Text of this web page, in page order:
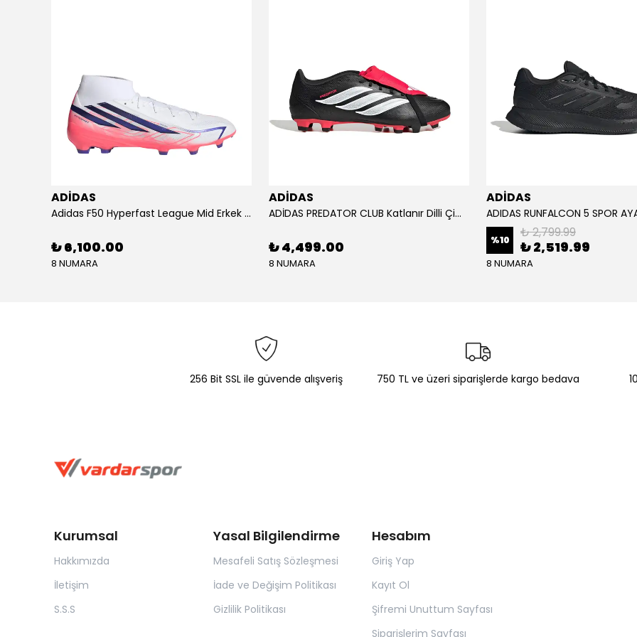
ADİDAS
Adidas F50 Hyperfast League Mid Erkek Krampon (IH7090)
₺ 6,100.00
8 NUMARA
ADİDAS
ADİDAS PREDATOR CLUB Katlanır Dilli Çim Saha/Çoklu Zemin Kramponu JR3330
₺ 4,499.00
8 NUMARA
ADİDAS
%10 ₺ 2,799.99
₺ 2,519.99
8 NUMARA
256 Bit SSL ile güvende alışveriş 750 TL ve üzeri siparişlerde kargo bedava
Kurumsal
Hakkımızda
İletişim
S.S.S
Yasal Bilgilendirme
Mesafeli Satış Sözleşmesi
İade ve Değişim Politikası
Gizlilik Politikası
Hesabım
Giriş Yap
Kayıt Ol
Şifremi Unuttum Sayfası
Siparişlerim Sayfası